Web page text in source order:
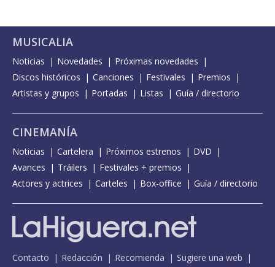
MUSICALIA
Noticias Novedades
Próximas novedades
Discos históricos
Canciones Festivales
Premios
Artistas y grupos
Portadas Listas Guía / directorio
CINEMANÍA
Noticias Cartelera Próximos estrenos
DVD
Avances
Tráilers
Festivales + premios
Actores y actrices
Carteles Box-office Guía / directorio
Contacto Redacción Recomienda Sugiere una web